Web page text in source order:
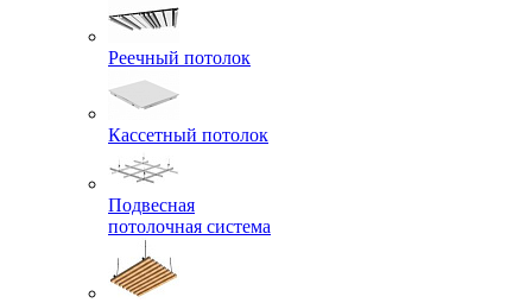
Реечный потолок
Кассетный потолок
Подвесная
потолочная система